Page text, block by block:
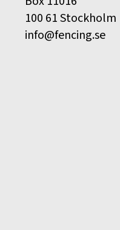
100 61 Stockholm
info@fencing.se